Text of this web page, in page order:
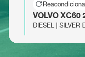
VOLVO
DIESEL | SILVER